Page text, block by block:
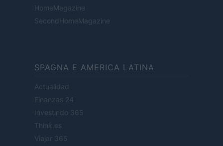
HomeMagazine
SecondHomeMagazine
SPAGNA E AMERICA LATINA
Actualidad
Finanzas 24
Investindo 365
Think.es
Viajar 365